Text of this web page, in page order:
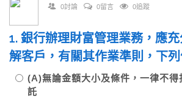
0討論 0留言 0追蹤
1. 銀行辦理財富管理業務，應
解客戶，有關其作業準則，下
(A)無論金額大小及條件，一律不得
託